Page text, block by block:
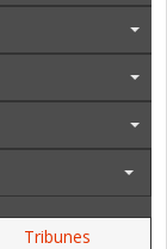
Tribunes